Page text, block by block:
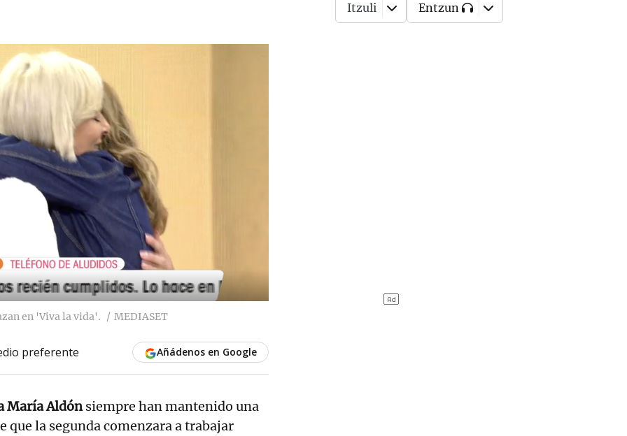
Itzuli Entzun
en 'Viva la vida'. MEDIASET
preferente Añádenos en Google
María Aldónsiempre han mantenido una
que la segunda comenzara a trabajar